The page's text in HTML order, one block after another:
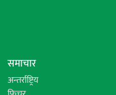
समाचार
अन्तर्राष्ट्रिय